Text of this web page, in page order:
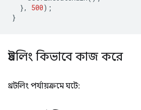
},
500);
}
থ্রটলিং কিভাবে কাজ করে
থ্রটলিং পর্যায়ক্রমে ঘটে: